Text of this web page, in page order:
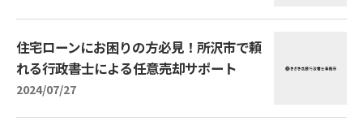
住宅ローンにお困りの方必見！所沢市で頼
れる行政書士による任意売却サポート
2024/07/27